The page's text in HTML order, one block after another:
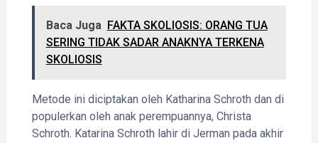
Baca Juga FAKTA SKOLIOSIS: ORANG TUA
SERING TIDAK SADAR ANAKNYA TERKENA
SKOLIOSIS
Metode ini diciptakan oleh Katharina Schroth dan di
populerkan oleh anak perempuannya, Christa
Schroth. Katarina Schroth lahir di Jerman pada akhir